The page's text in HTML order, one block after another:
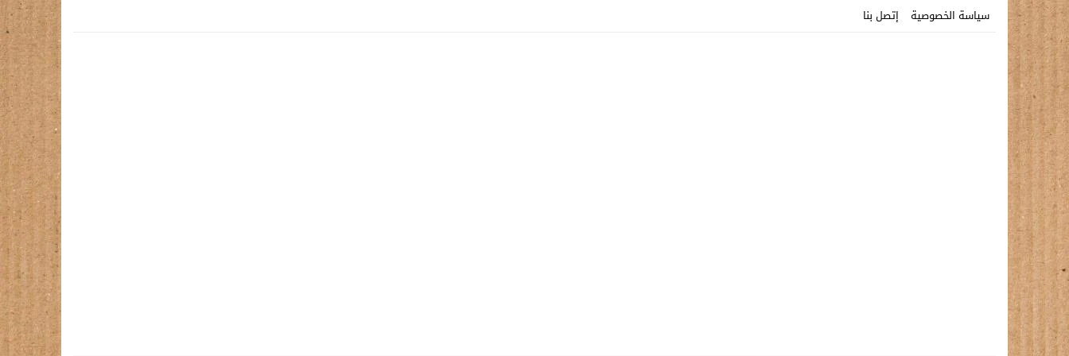
سياسة الخصوصية إتصل بنا